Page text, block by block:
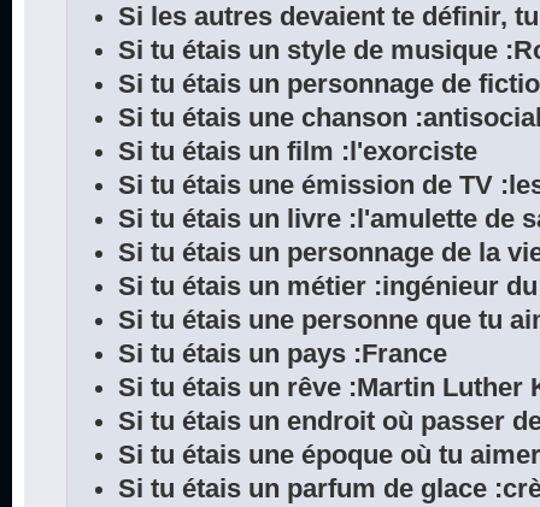
Si les autres devaient te définir,
Si tu étais un style de musique
Si tu étais un personnage de
Si tu étais une chanson
Si tu étais un film :l'exorciste
Si tu étais une émission de TV
Si tu étais un livre :l'amulette de
Si tu étais un personnage de la
Si tu étais un métier :ingénieur
Si tu étais une personne que tu
Si tu étais un pays :France
Si tu étais un rêve :Martin Luther
Si tu étais un endroit où passer
Si tu étais une époque où tu
Si tu étais un parfum de glace